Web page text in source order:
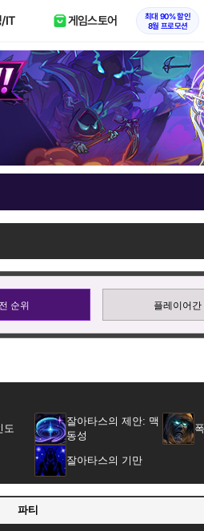
/IT 게임스토어
최대 90% 할인
8월 프로모션
순위 플레이어간
도
잘아타스의 제안: 맥
동성
잘아타스의 기만
파티